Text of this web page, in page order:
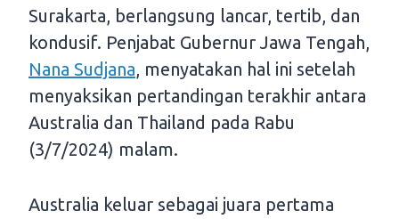
Surakarta, berlangsung lancar, tertib, dan
kondusif. Penjabat Gubernur Jawa Tengah,
Nana Sudjana, menyatakan hal ini setelah
menyaksikan pertandingan terakhir antara
Australia dan Thailand pada Rabu
(3/7/2024) malam.
Australia keluar sebagai juara pertama